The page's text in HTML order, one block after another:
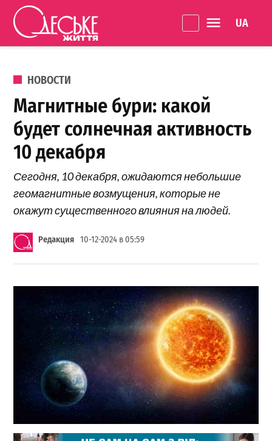
Перейти к содержанию
життя
ОПУБЛИКОВАНО В
НОВОСТИ
Магнитные бури: какой
будет солнечная активность
10 декабря
Сегодня, 10 декабря, ожидаются небольшие
геомагнитные возмущения, которые не
окажут существенного влияния на людей.
Редакция 10-12-2024 в 05:59